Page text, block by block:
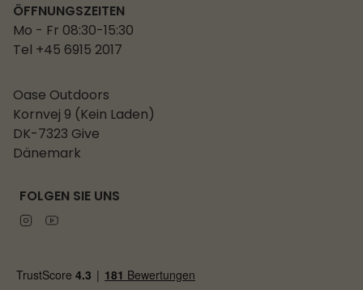
ÖFFNUNGSZEITEN
Mo - Fr 08:30-15:30
Tel +45 6915 2017
Oase Outdoors
Kornvej 9 (Kein Laden)
DK-7323 Give
Dänemark
FOLGEN SIE UNS
Instagram
Youtube